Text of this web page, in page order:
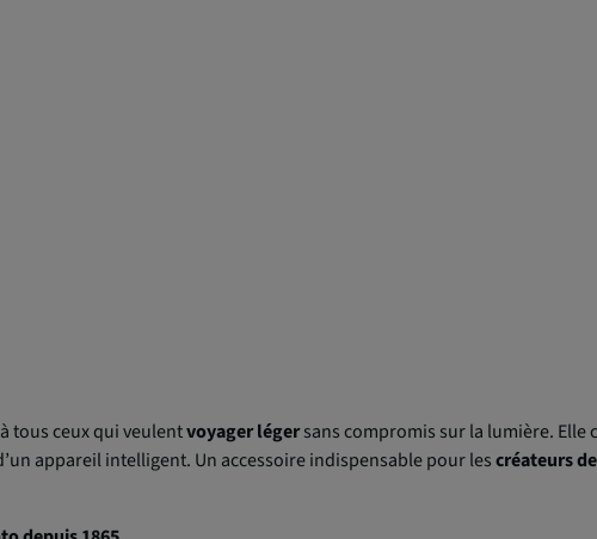
à tous ceux qui veulentvoyager légersans compromis sur la lumière. Elle
appareil intelligent. Un accessoire indispensable pour lescréateurs